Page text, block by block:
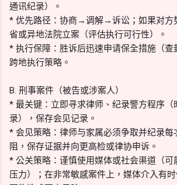
通讯纪录）。
* 优先路径：协商→调解→诉讼；如果对方
省或异地法院立案（评估执行可行性）。
* 执行保障：胜诉后迅速申请保全措施（查
跨地执行策略。
B. 刑事案件（被告或涉案人）
* 最关键：立即寻求律师、纪录警方程序（
录），保存会见记录。
* 会见策略：律师与家属必须争取并纪录每
阻，保存证据并向更高检或律协申诉。
* 公关策略：谨慎使用媒体或社会渠道（可
压力）；在非常敏感案件上，媒体介入有